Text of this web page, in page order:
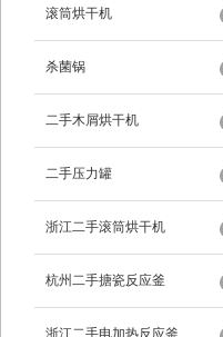
滚筒烘干机
杀菌锅
二手木屑烘干机
二手压力罐
浙江二手滚筒烘干机
杭州二手搪瓷反应釜
浙江二手电加热反应釜